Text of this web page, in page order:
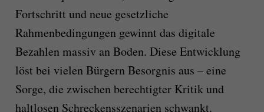
Fortschritt und neue gesetzliche
Rahmenbedingungen gewinnt das digitale
Bezahlen massiv an Boden. Diese Entwicklung
löst bei vielen Bürgern Besorgnis aus – eine
Sorge, die zwischen berechtigter Kritik und
haltlosen Schreckensszenarien schwankt.